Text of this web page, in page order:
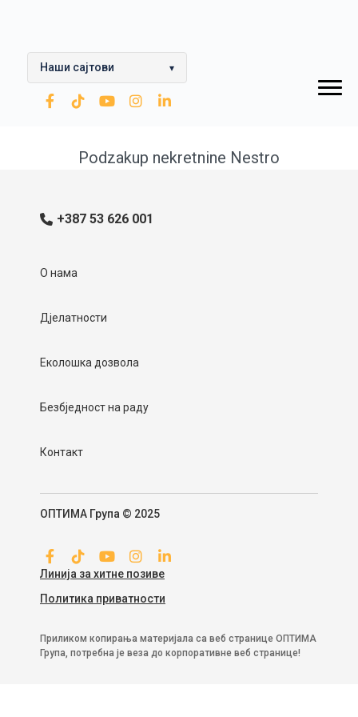
Наши сајтови ▾
ОПТИМА група
КПГ
Зарубезнефт
Podzakup nekretnine Nestro
+387 53 626 001
О нама
Дјелатности
Еколошка дозвола
Безбједност на раду
Контакт
ОПТИМА Група © 2025
Линија за хитне позиве
Политика приватности
Приликом копирања материјала са веб странице ОПТИМА
Група, потребна је веза до корпоративне веб странице!